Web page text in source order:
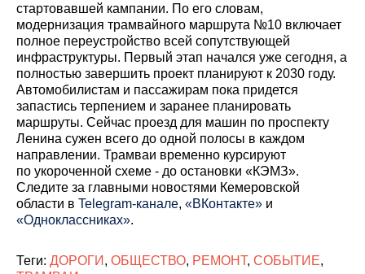
стартовавшей кампании. По его словам,
модернизация трамвайного маршрута №10 включает
полное переустройство всей сопутствующей
инфраструктуры. Первый этап начался уже сегодня, а
полностью завершить проект планируют к 2030 году.
Автомобилистам и пассажирам пока придется
запастись терпением и заранее планировать
маршруты. Сейчас проезд для машин по проспекту
Ленина сужен всего до одной полосы в каждом
направлении. Трамваи временно курсируют
по укороченной схеме - до остановки «КЭМЗ».
Cледите за главными новостями Кемеровской
области в Telegram-канале, «ВКонтакте» и
«Одноклассниках».
Теги: ДОРОГИ , ОБЩЕСТВО, РЕМОНТ, СОБЫТИЕ,